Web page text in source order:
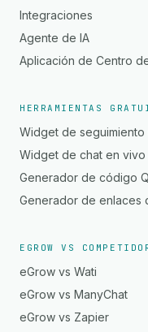
Integraciones
Agente de IA
Aplicación de Centro
HERRAMIENTAS
Widget de
Widget de chat en vivo
Generador de código
Generador de enlaces
EGROW VS
eGrow vs Wati
eGrow vs ManyChat
eGrow vs Zapier